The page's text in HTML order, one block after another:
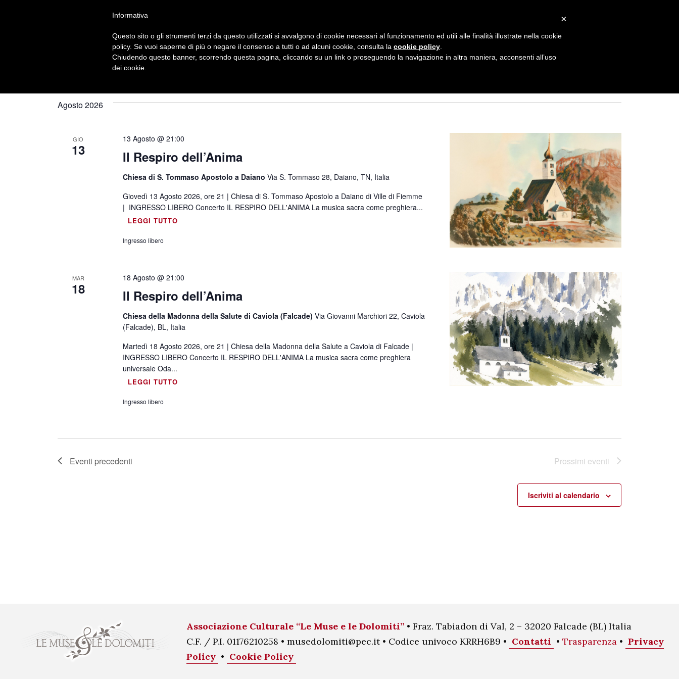
Home Chi Siamo Calendario
Agosto 2026
GIO
13
13 Agosto @ 21:00
Il Respiro dell’Anima
Chiesa di S. Tommaso Apostolo a DaianoVia S. Tommaso 28, Daiano, TN, Italia
Giovedì 13 Agosto 2026, ore 21 | Chiesa di S. Tommaso Apostolo a Daiano di Ville di Fiemme
| INGRESSO LIBERO Concerto IL RESPIRO DELL'ANIMA La musica sacra come preghiera...
LEGGI TUTTO
Ingresso libero
MAR
18
18 Agosto @ 21:00
Il Respiro dell’Anima
Chiesa della Madonna della Salute di Caviola (Falcade)Via Giovanni Marchiori 22, Caviola
(Falcade), BL, Italia
Martedì 18 Agosto 2026, ore 21 | Chiesa della Madonna della Salute a Caviola di Falcade |
INGRESSO LIBERO Concerto IL RESPIRO DELL'ANIMA La musica sacra come preghiera
universale Oda...
LEGGI TUTTO
Ingresso libero
Eventi precedenti Prossimi eventi
Iscriviti al calendario
Associazione Culturale “Le Muse e le Dolomiti”• Fraz. Tabiadon di Val, 2 – 32020 Falcade (BL) Italia
C.F. / P.I. 01176210258 • musedolomiti@pec.it • Codice univoco KRRH6B9 • Contatti • Trasparenza• Privacy
Policy • Cookie Policy
×
Informativa
Questo sito o gli strumenti terzi da questo utilizzati si avvalgono di cookie necessari al funzionamento ed utili alle finalità illustrate nella cookie
policy. Se vuoi saperne di più o negare il consenso a tutti o ad alcuni cookie, consulta la cookie policy
Chiudendo questo banner, scorrendo questa pagina, cliccando su un link o proseguendo la navigazione in altra maniera, acconsenti all’uso
dei cookie.